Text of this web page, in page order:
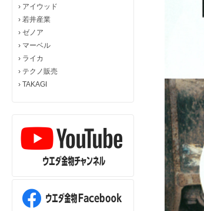
› アイウッド
› 若井産業
› ゼノア
› マーベル
› ライカ
› テクノ販売
› TAKAGI